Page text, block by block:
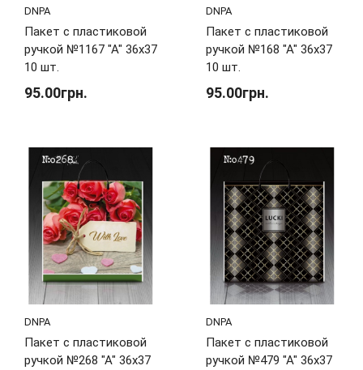
DNPA
Пакет с пластиковой
ручкой №1167 "А" 36х37
10 шт.
95.00грн.
DNPA
Пакет с пластиковой
ручкой №168 "А" 36х37
10 шт.
95.00грн.
DNPA
Пакет с пластиковой
ручкой №268 "А" 36х37
DNPA
Пакет с пластиковой
ручкой №479 "А" 36х37